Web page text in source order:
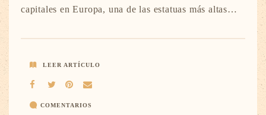
capitales en Europa, una de las estatuas más altas…
LEER ARTÍCULO
COMENTARIOS